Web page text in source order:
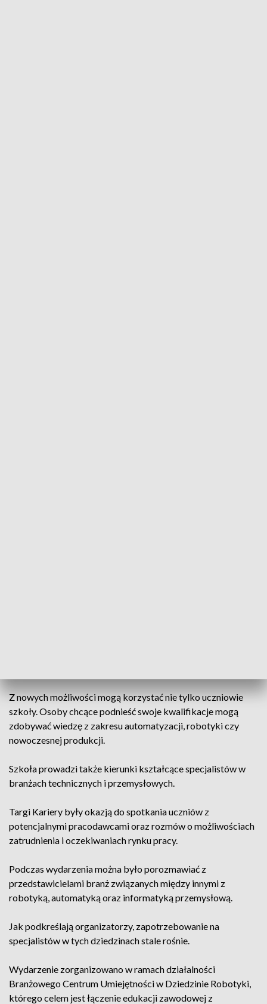
Z nowych możliwości mogą korzystać nie tylko uczniowie
szkoły. Osoby chcące podnieść swoje kwalifikacje mogą
zdobywać wiedzę z zakresu automatyzacji, robotyki czy
nowoczesnej produkcji.
Szkoła prowadzi także kierunki kształcące specjalistów w
branżach technicznych i przemysłowych.
Targi Kariery były okazją do spotkania uczniów z
potencjalnymi pracodawcami oraz rozmów o możliwościach
zatrudnienia i oczekiwaniach rynku pracy.
Podczas wydarzenia można było porozmawiać z
przedstawicielami branż związanych między innymi z
robotyką, automatyką oraz informatyką przemysłową.
Jak podkreślają organizatorzy, zapotrzebowanie na
specjalistów w tych dziedzinach stale rośnie.
Wydarzenie zorganizowano w ramach działalności
Branżowego Centrum Umiejętności w Dziedzinie Robotyki,
którego celem jest łączenie edukacji zawodowej z